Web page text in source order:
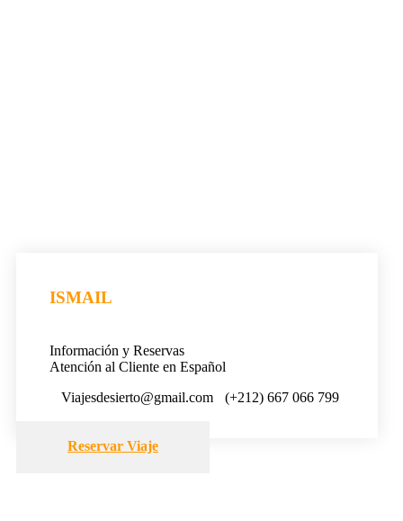
ISMAIL
Información y Reservas
Atención al Cliente en Español
Viajesdesierto@gmail.com
(+212) 667 066 799
Reservar Viaje